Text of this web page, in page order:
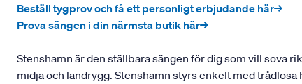
Beställ tygprov och få ett personligt erbjudande här→
Prova sängen i din närmsta butik här→
Stenshamn är den ställbara sängen för dig som vill sova
midja och ländrygg. Stenshamn styrs enkelt med